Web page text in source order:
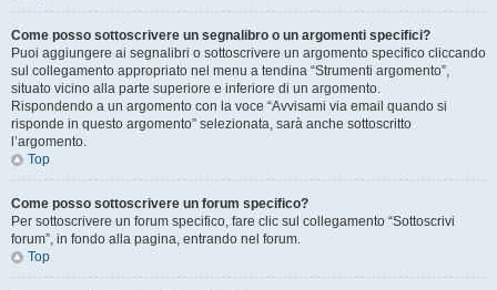
Come posso sottoscrivere un segnalibro o un argomenti specifici?
Puoi aggiungere ai segnalibri o sottoscrivere un argomento specifico cliccando
sul collegamento appropriato nel menu a tendina “Strumenti argomento”,
situato vicino alla parte superiore e inferiore di un argomento.
Rispondendo a un argomento con la voce “Avvisami via email quando si
risponde in questo argomento” selezionata, sarà anche sottoscritto
l’argomento.
Top
Come posso sottoscrivere un forum specifico?
Per sottoscrivere un forum specifico, fare clic sul collegamento “Sottoscrivi
forum”, in fondo alla pagina, entrando nel forum.
Top